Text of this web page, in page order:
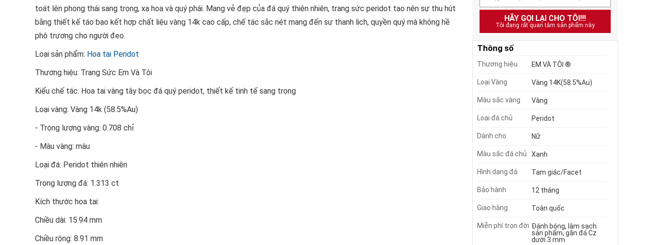
toát lên phong thái sang trọng, xa hoa và quý phái. Mang vẻ đẹp của đá quý thiên nhiên, trang sức peridot tạo nên sự thu hút
bằng thiết kế táo bạo kết hợp chất liệu vàng 14k cao cấp, chế tác sắc nét mang đến sự thanh lịch, quyền quý mà không hề
phô trương cho người đeo.
Loại sản phẩm: Hoa tai Peridot
Thương hiệu: Trang Sức Em Và Tôi
Kiểu chế tác: Hoa tai vàng tây bọc đá quý peridot, thiết kế tinh tế sang trọng
Loại vàng: Vàng 14k (58.5%Au)
- Trọng lượng vàng: 0.708 chỉ
- Màu vàng: màu
Loại đá: Peridot thiên nhiên
Trọng lượng đá: 1.313 ct
Kích thước hoa tai:
Chiều dài: 15.94 mm
Chiều rộng: 8.91 mm
HÃY GỌI LẠI CHO TÔI!!!
Tôi đang rất quan tâm sản phẩm này
Thông số
Thương hiệu EM VÀ TÔI ®
Loại Vàng Vàng 14K(58.5%Au)
Màu sắc vàng Vàng
Loại đá chủ Peridot
Dành cho Nữ
Màu sắc đá chủ Xanh
Hình dạng đá Tam giác/Facet
Bảo hành 12 tháng
Giao hàng Toàn quốc
Miễn phí trọn đời Đánh bóng, làm sạch
sản phẩm, gắn đá Cz
dưới 3 mm